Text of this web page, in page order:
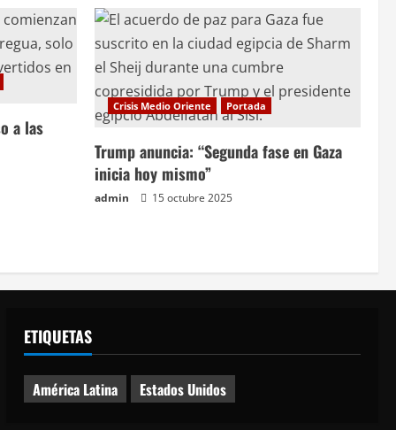
a las
Crisis Medio Oriente Portada
Trump anuncia: “Segunda fase en Gaza
inicia hoy mismo”
admin 15 octubre 2025
ETIQUETAS
América Latina Estados Unidos